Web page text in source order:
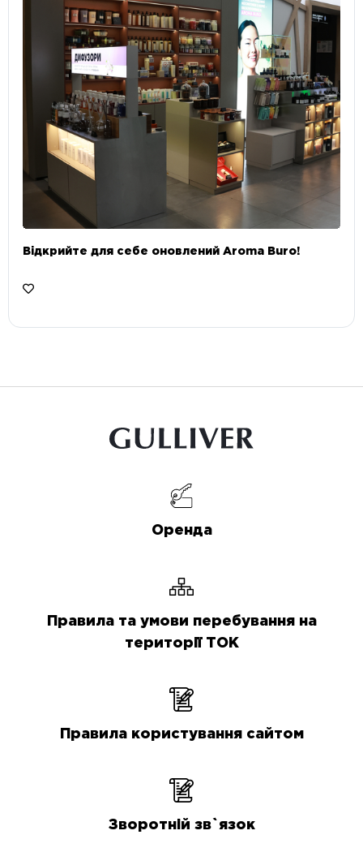
Відкрийте для себе оновлений Aroma Buro! ⠀
Оренда
Правила та умови перебування на
території ТОК
Правила користування сайтом
Зворотній зв`язок